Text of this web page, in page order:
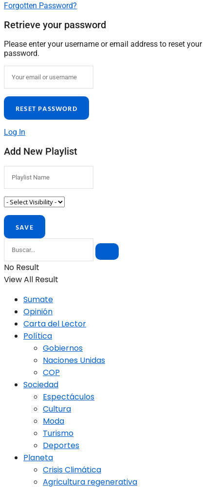
Forgotten Password?
Retrieve your password
Please enter your username or email address to reset your
password.
Log In
Add New Playlist
No Result
View All Result
Sumate
Opinión
Carta del Lector
Política
Gobiernos
Naciones Unidas
COP
Sociedad
Espectáculos
Cultura
Moda
Turismo
Deportes
Planeta
Crisis Climática
Agricultura regenerativa